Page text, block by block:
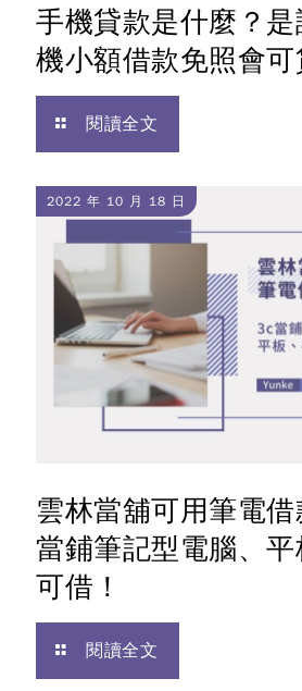
手機貸款是什麼？
機小額借款免照會可
閱讀全文
2022 年 10 月 18 日
雲林當舖可用筆電
當鋪筆記型電腦、
可借！
閱讀全文